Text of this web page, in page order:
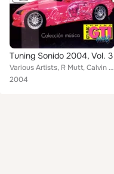
Tuning Sonido 2004, Vol. 3
Various Artists, R Mutt, Calvin J., Freedo, R. Mutt
2004